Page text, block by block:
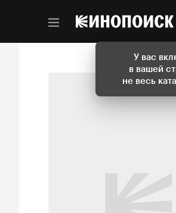
У вас
в вашей
не весь